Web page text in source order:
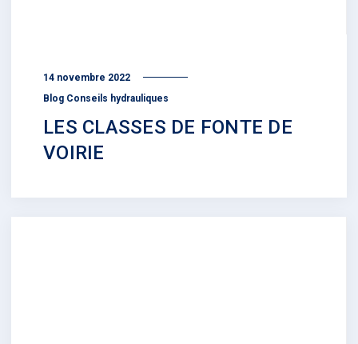
14 novembre 2022
Blog Conseils hydrauliques
LES CLASSES DE FONTE DE
VOIRIE